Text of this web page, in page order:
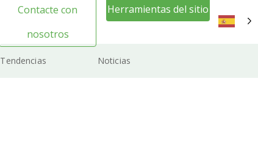
Contacte con
nosotros
Herramientas del sitio
Tendencias Noticias